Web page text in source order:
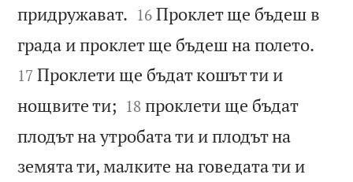
придружават. 

16 Проклет ще бъдеш в
града и проклет ще бъдеш на полето.
17 Проклети ще бъдат кошът ти и
нощвите ти; 

18 проклети ще бъдат
плодът на утробата ти и плодът на
земята ти, малките на говедата ти и